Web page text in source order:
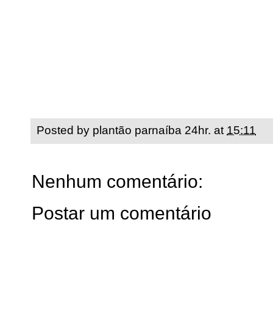
Posted by plantão parnaíba 24hr. at 15:11
Nenhum comentário:
Postar um comentário